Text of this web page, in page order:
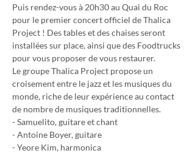
Puis rendez-vous à 20h30 au Quai du Roc
pour le premier concert officiel de Thalica
Project ! Des tables et des chaises seront
installées sur place, ainsi que des Foodtrucks
pour vous proposer de vous restaurer.
Le groupe Thalica Project propose un
croisement entre le jazz et les musiques du
monde, riche de leur expérience au contact
de nombre de musiques traditionnelles.
- Samuelito, guitare et chant
- Antoine Boyer, guitare
- Yeore Kim, harmonica